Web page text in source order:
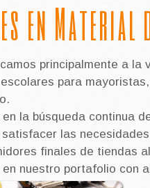
en
principalmente a
para
la búsqueda continua
satisfacer las
finales de tiendas
nuestro portafolio con